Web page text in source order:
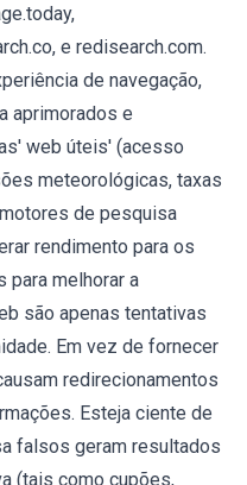
e redisearch.com.
de navegação,
aprimorados e
web úteis' (acesso
meteorológicas, taxas
de pesquisa
rendimento para os
para melhorar a
são apenas tentativas
Em vez de fornecer
redirecionamentos
Esteja ciente de
falsos geram resultados
(tais como cupões,